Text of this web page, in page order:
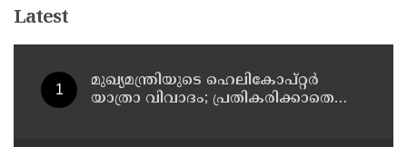
Latest
മുഖ്യമന്ത്രിയുടെ ഹെലികോപ്റ്റര്‍
യാത്രാ വിവാദം; പ്രതികരിക്കാതെ